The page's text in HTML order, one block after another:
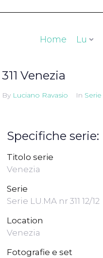
Home Lu
311 Venezia
By Luciano Ravasio In
Specifiche serie:
Titolo serie
Venezia
Serie
Serie LU.MA nr 311 12/12
Location
Venezia
Fotografie e set